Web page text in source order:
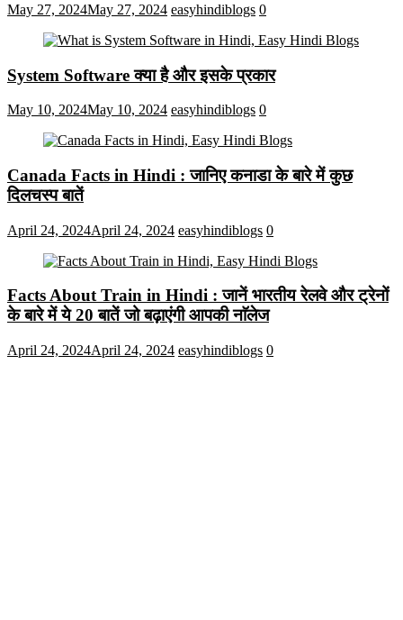
May 27, 2024May 27, 2024 easyhindiblogs 0
System Software क्या है और इसके प्रकार
May 10, 2024May 10, 2024 easyhindiblogs 0
Canada Facts in Hindi : जानिए कनाडा के बारे में कुछ
दिलचस्प बातें
April 24, 2024April 24, 2024 easyhindiblogs 0
Facts About Train in Hindi : जानें भारतीय रेलवे और ट्रेनों
के बारे में ये 20 बातें जो बढ़ाएंगी आपकी नाॅलेज
April 24, 2024April 24, 2024 easyhindiblogs 0